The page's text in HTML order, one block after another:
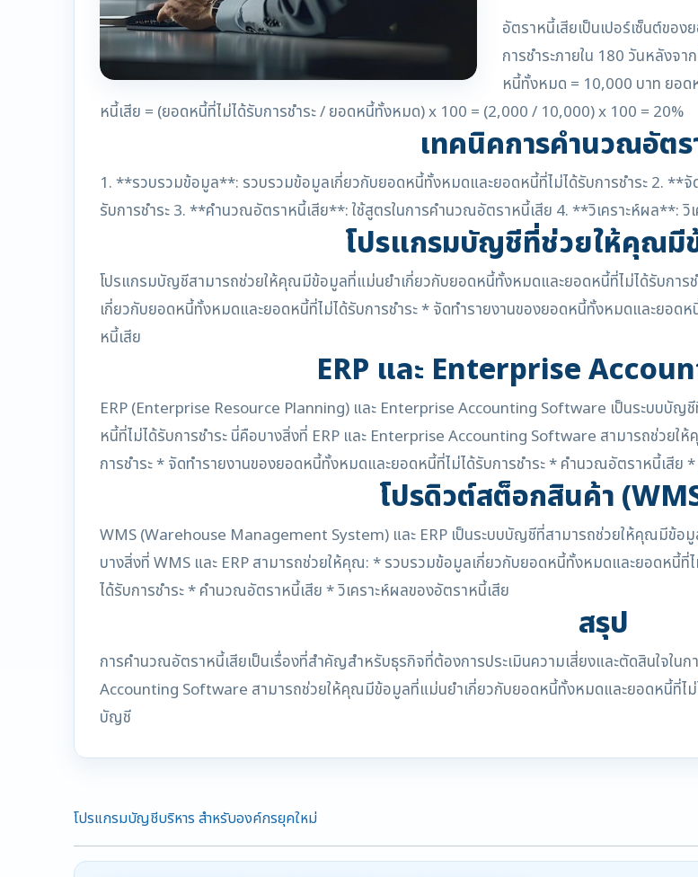
อัตราหนี้เสียเป็นเปอร์เซ็นต์ขอ
การชำระภายใน 180 วันหลังจ
หนี้ทั้งหมด = 10,000 บาท ยอด
หนี้เสีย = (ยอดหนี้ที่ไม่ได้รับการชำระ / ยอดหนี้ทั้งหมด) x 100 = (2,000 / 10,000) x 100 = 20%
เทคนิคการคำนวณอัตร
1. **รวบรวมข้อมูล**: รวบรวมข้อมูลเกี่ยวกับยอดหนี้ทั้งหมดและยอดหนี้ที่ไม่ได้รับการชำระ 2. **
รับการชำระ 3. **คำนวณอัตราหนี้เสีย**: ใช้สูตรในการคำนวณอัตราหนี้เสีย 4. **วิเคราะห์ผล**: วิ
โปรแกรมบัญชีที่ช่วยให้คุณมี
โปรแกรมบัญชีสามารถช่วยให้คุณมีข้อมูลที่แม่นยำเกี่ยวกับยอดหนี้ทั้งหมดและยอดหนี้ที่ไม่ได้รับกา
เกี่ยวกับยอดหนี้ทั้งหมดและยอดหนี้ที่ไม่ได้รับการชำระ * จัดทำรายงานของยอดหนี้ทั้งหมดและยอด
หนี้เสีย
ERP และ Enterprise
ERP (Enterprise Resource Planning) และ Enterprise Accounting Software เป็นระบบบั
หนี้ที่ไม่ได้รับการชำระ นี่คือบางสิ่งที่ ERP และ Enterprise Accounting Software สามารถช่วย
การชำระ * จัดทำรายงานของยอดหนี้ทั้งหมดและยอดหนี้ที่ไม่ได้รับการชำระ * คำนวณอัตราหนี้เสีย
โปรดิวต์สต็อกสินค้า
WMS (Warehouse Management System) และ ERP เป็นระบบบัญชีที่สามารถช่วยให้คุณมีข้อ
บางสิ่งที่ WMS และ ERP สามารถช่วยให้คุณ: * รวบรวมข้อมูลเกี่ยวกับยอดหนี้ทั้งหมดและยอดหนี้
ได้รับการชำระ * คำนวณอัตราหนี้เสีย * วิเคราะห์ผลของอัตราหนี้เสีย
สรุป
การคำนวณอัตราหนี้เสียเป็นเรื่องที่สำคัญสำหรับธุรกิจที่ต้องการประเมินความเสี่ยงและตัดสินใจใน
Accounting Software สามารถช่วยให้คุณมีข้อมูลที่แม่นยำเกี่ยวกับยอดหนี้ทั้งหมดและยอดหนี้ที่ไม่
บัญชี
โปรแกรมบัญชีบริหาร สำหรับองค์กรยุคใหม่